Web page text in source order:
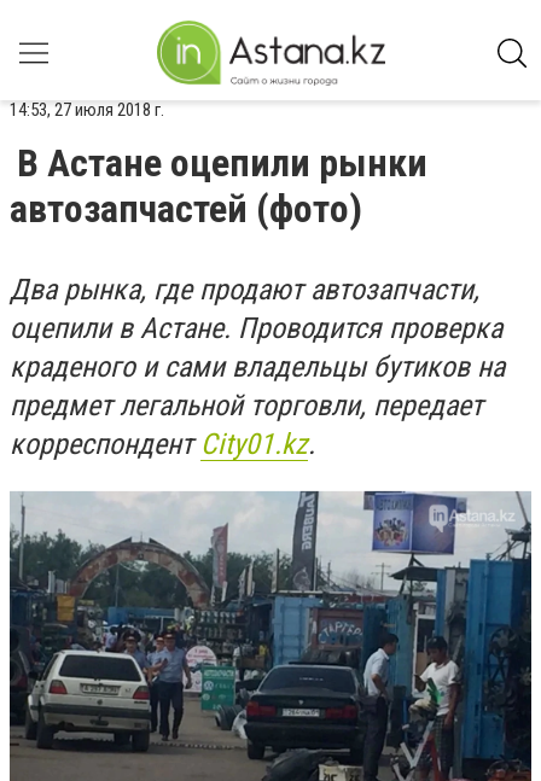
14:53, 27 июля 2018 г.
В Астане оцепили рынки
автозапчастей (фото)
Два рынка, где продают автозапчасти,
оцепили в Астане. Проводится проверка
краденого и сами владельцы бутиков на
предмет легальной торговли, передает
корреспондентСity01.kz.